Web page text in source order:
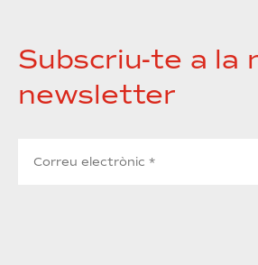
Subscriu-te a la
newsletter